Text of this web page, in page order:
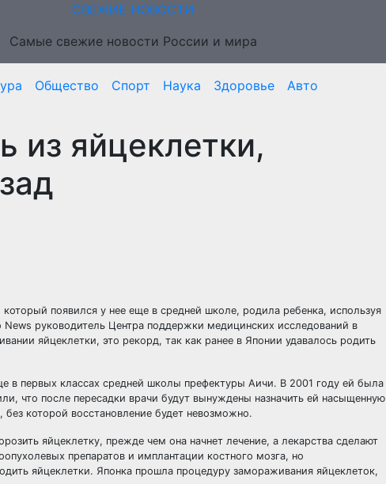
СВЕЖИЕ НОВОСТИ
Самые свежие новости России и мира
Общество Спорт Наука Здоровье
Авто
из яйцеклетки,
появился у нее еще в средней школе, родила ребенка, используя
руководитель Центра поддержки медицинских исследований в
яйцеклетки, это рекорд, так как ранее в Японии удавалось родить
первых классах средней школы префектуры Аичи. В 2001 году ей была
что после пересадки врачи будут вынуждены назначить ей насыщенную
которой восстановление будет невозможно.
яйцеклетку, прежде чем она начнет лечение, а лекарства сделают
препаратов и имплантации костного мозга, но
яйцеклетки. Японка прошла процедуру замораживания яйцеклеток,